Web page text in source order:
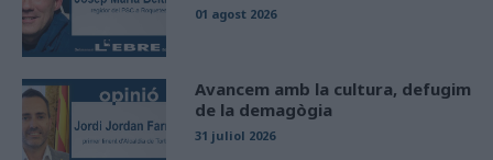
01 agost 2026
Avancem amb la cultura, defugim
de la demagògia
31 juliol 2026